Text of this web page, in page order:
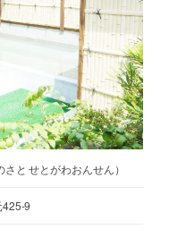
と せとがわおんせん）
9